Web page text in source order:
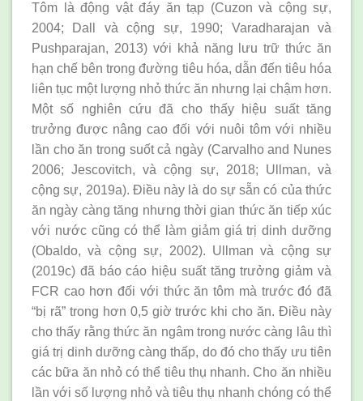
Tôm là động vật đáy ăn tạp (Cuzon và cộng sự,
2004; Dall và cộng sự, 1990; Varadharajan và
Pushparajan, 2013) với khả năng lưu trữ thức ăn
hạn chế bên trong đường tiêu hóa, dẫn đến tiêu hóa
liên tục một lượng nhỏ thức ăn nhưng lại chậm hơn.
Một số nghiên cứu đã cho thấy hiệu suất tăng
trưởng được nâng cao đối với nuôi tôm với nhiều
lần cho ăn trong suốt cả ngày (Carvalho and Nunes
2006; Jescovitch, và cộng sự, 2018; Ullman, và
cộng sự, 2019a). Điều này là do sự sẵn có của thức
ăn ngày càng tăng nhưng thời gian thức ăn tiếp xúc
với nước cũng có thể làm giảm giá trị dinh dưỡng
(Obaldo, và cộng sự, 2002). Ullman và cộng sự
(2019c) đã báo cáo hiệu suất tăng trưởng giảm và
FCR cao hơn đối với thức ăn tôm mà trước đó đã
“bị rã” trong hơn 0,5 giờ trước khi cho ăn. Điều này
cho thấy rằng thức ăn ngâm trong nước càng lâu thì
giá trị dinh dưỡng càng thấp, do đó cho thấy ưu tiên
các bữa ăn nhỏ có thể tiêu thụ nhanh. Cho ăn nhiều
lần với số lượng nhỏ và tiêu thụ nhanh chóng có thể